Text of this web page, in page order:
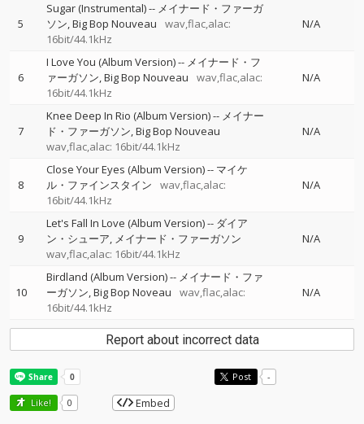
5
Sugar (Instrumental)-- メイナード・ファーガ
ソン Big Bop Nouveau
wav,flac,alac:
16bit/44.1kHz
N/A
6
I Love You (Album Version)-- メイナード・フ
ァーガソン Big Bop Nouveau
wav,flac,alac:
16bit/44.1kHz
N/A
7
Knee Deep In Rio (Album Version)-- メイナー
ド・ファーガソン Big Bop Nouveau
wav,flac,alac: 16bit/44.1kHz
N/A
8
Close Your Eyes (Album Version)-- マイケ
ル・ファインスタイン
wav,flac,alac:
16bit/44.1kHz
N/A
9
Let's Fall In Love (Album Version)-- ダイア
ン・シューア メイナード・ファーガソン
wav,flac,alac: 16bit/44.1kHz
N/A
10
Birdland (Album Version)-- メイナード・ファ
ーガソン Big Bop Noveau
wav,flac,alac:
16bit/44.1kHz
N/A
Report about incorrect data
Post -
Like! 0 Embed